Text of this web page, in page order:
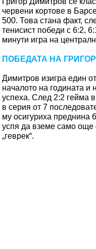
червени кортове в
500. Това стана факт,
тенисист победи с 6:2,
минути игра на
ПОБЕДАТА НА
Димитров изигра един
началото на годината и
успеха. След 2:2 гейма
в серия от 7
му осигуриха преднина
успя да вземе само още
„геврек“.